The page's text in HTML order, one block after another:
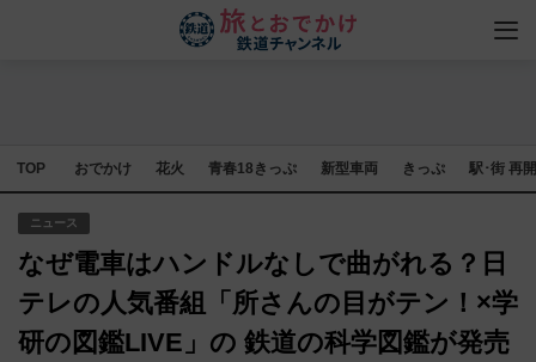
TOP おでかけ 花火 青春18きっぷ 新型車両 きっぷ 駅･街 再
ニュース
なぜ電車はハンドルなしで曲がれる？日
テレの人気番組「所さんの目がテン！×学
研の図鑑LIVE」の 鉄道の科学図鑑が発売